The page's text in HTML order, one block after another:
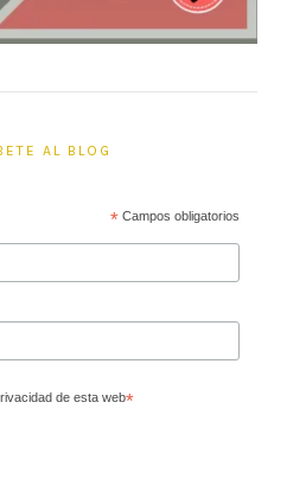
AL BLOG
*Campos obligatorios
de esta web*